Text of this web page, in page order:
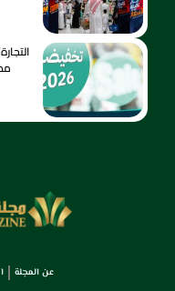
عن المجلة